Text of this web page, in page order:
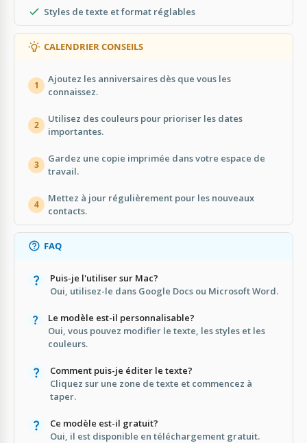
Styles de texte et format réglables
CALENDRIER CONSEILS
1
Ajoutez les anniversaires dès que vous les
connaissez.
2
Utilisez des couleurs pour prioriser les dates
importantes.
3
Gardez une copie imprimée dans votre espace de
travail.
4
Mettez à jour régulièrement pour les nouveaux
contacts.
FAQ
Puis-je l'utiliser sur Mac?
Oui, utilisez-le dans Google Docs ou Microsoft Word.
Le modèle est-il personnalisable?
Oui, vous pouvez modifier le texte, les styles et les
couleurs.
Comment puis-je éditer le texte?
Cliquez sur une zone de texte et commencez à
taper.
Ce modèle est-il gratuit?
Oui, il est disponible en téléchargement gratuit.